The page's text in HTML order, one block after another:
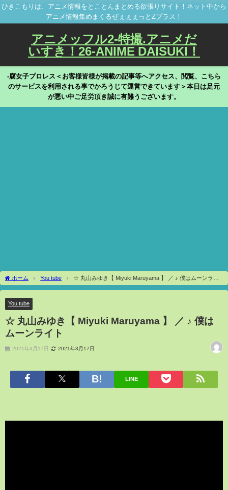
ひきこもりは、アニメ情報をとことんまとめる欲張りサイト！ネット中から
アニメ情報集めまくるぜぇぇぇっとZプラス！
アニメッフル2-特撮.アニメだ
いすき！26-ANIME DAISUKI！
-腐女子プロレス＜お客様皆様が掲載の記事等へアクセス、閲覧、こちら
のサービスを利用される事でかろうじて運営できています＞本日は足元
が悪い中ご足労頂き誠に有難うございます。
ホーム You tube
☆ 丸山みゆき【 Miyuki Maruyama 】 ／ ♪ 僕はムーンライ
ト
You tube
☆ 丸山みゆき【 Miyuki Maruyama 】 ／ ♪ 僕は
ムーンライト
2021年3月17日 2021年3月17日
LINE